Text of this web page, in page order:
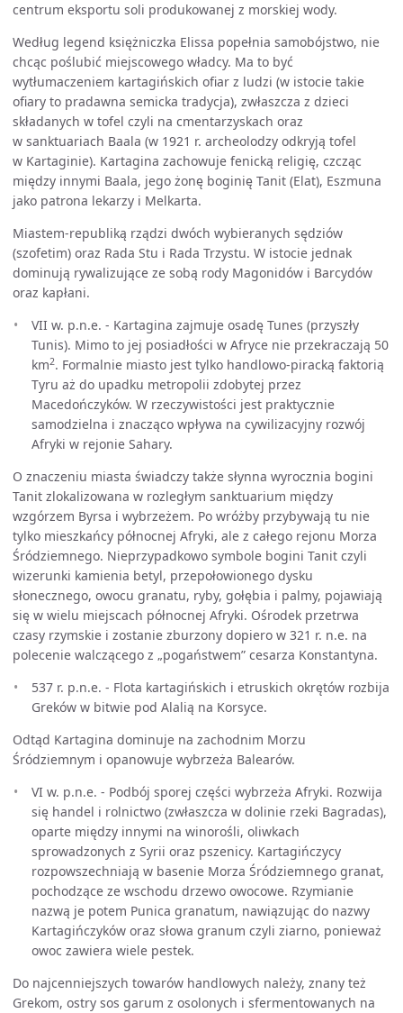
centrum eksportu soli produkowanej z morskiej wody.
Według legend księżniczka Elissa popełnia samobójstwo, nie
chcąc poślubić miejscowego władcy. Ma to być
wytłumaczeniem kartagińskich ofiar z ludzi (w istocie takie
ofiary to pradawna semicka tradycja), zwłaszcza z dzieci
składanych w tofel czyli na cmentarzyskach oraz
w sanktuariach Baala (w 1921 r. archeolodzy odkryją tofel
w Kartaginie). Kartagina zachowuje fenicką religię, czcząc
między innymi Baala, jego żonę boginię Tanit (Elat), Eszmuna
jako patrona lekarzy i Melkarta.
Miastem-republiką rządzi dwóch wybieranych sędziów
(szofetim) oraz Rada Stu i Rada Trzystu. W istocie jednak
dominują rywalizujące ze sobą rody Magonidów i Barcydów
oraz kapłani.
VII w. p.n.e. - Kartagina zajmuje osadę Tunes (przyszły
Tunis). Mimo to jej posiadłości w Afryce nie przekraczają 50
km2. Formalnie miasto jest tylko handlowo-piracką faktorią
Tyru aż do upadku metropolii zdobytej przez
Macedończyków. W rzeczywistości jest praktycznie
samodzielna i znacząco wpływa na cywilizacyjny rozwój
Afryki w rejonie Sahary.
O znaczeniu miasta świadczy także słynna wyrocznia bogini
Tanit zlokalizowana w rozległym sanktuarium między
wzgórzem Byrsa i wybrzeżem. Po wróżby przybywają tu nie
tylko mieszkańcy północnej Afryki, ale z całego rejonu Morza
Śródziemnego. Nieprzypadkowo symbole bogini Tanit czyli
wizerunki kamienia betyl, przepołowionego dysku
słonecznego, owocu granatu, ryby, gołębia i palmy, pojawiają
się w wielu miejscach północnej Afryki. Ośrodek przetrwa
czasy rzymskie i zostanie zburzony dopiero w 321 r. n.e. na
polecenie walczącego z „pogaństwem” cesarza Konstantyna.
537 r. p.n.e. - Flota kartagińskich i etruskich okrętów rozbija
Greków w bitwie pod Alalią na Korsyce.
Odtąd Kartagina dominuje na zachodnim Morzu
Śródziemnym i opanowuje wybrzeża Balearów.
VI w. p.n.e. - Podbój sporej części wybrzeża Afryki. Rozwija
się handel i rolnictwo (zwłaszcza w dolinie rzeki Bagradas),
oparte między innymi na winorośli, oliwkach
sprowadzonych z Syrii oraz pszenicy. Kartagińczycy
rozpowszechniają w basenie Morza Śródziemnego granat,
pochodzące ze wschodu drzewo owocowe. Rzymianie
nazwą je potem Punica granatum, nawiązując do nazwy
Kartagińczyków oraz słowa granum czyli ziarno, ponieważ
owoc zawiera wiele pestek.
Do najcenniejszych towarów handlowych należy, znany też
Grekom, ostry sos garum z osolonych i sfermentowanych na